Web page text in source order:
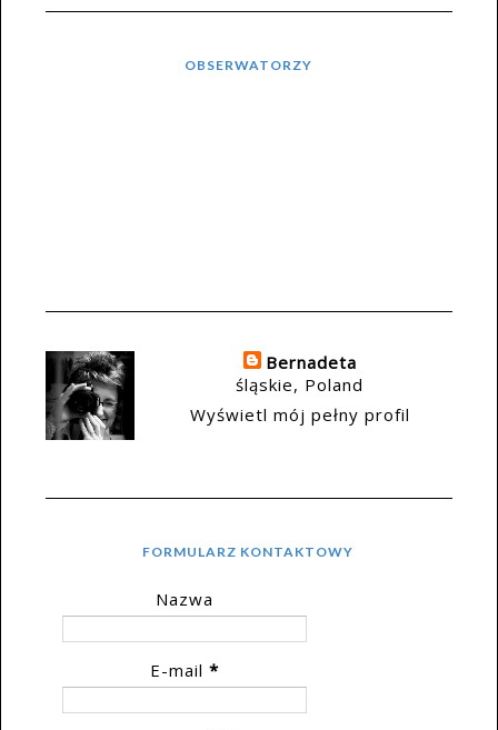
OBSERWATORZY
Bernadeta
śląskie, Poland
Wyświetl mój pełny profil
FORMULARZ KONTAKTOWY
Nazwa
E-mail *